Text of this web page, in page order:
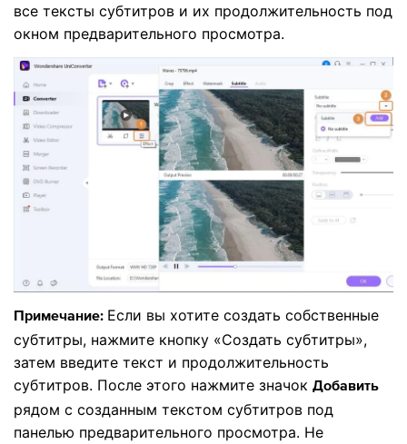
все тексты субтитров и их продолжительность под
окном предварительного просмотра.
Примечание: Если вы хотите создать собственные
субтитры, нажмите кнопку «Создать субтитры»,
затем введите текст и продолжительность
субтитров. После этого нажмите значок Добавить
рядом с созданным текстом субтитров под
панелью предварительного просмотра. Не